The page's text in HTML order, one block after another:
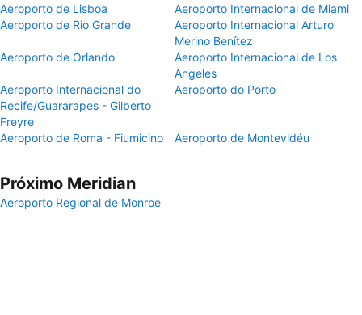
Aeroporto de Lisboa
Aeroporto Internacional de Miami
Aeroporto de Rio Grande
Aeroporto Internacional Arturo
Merino Benítez
Aeroporto de Orlando
Aeroporto Internacional de Los
Angeles
Aeroporto Internacional do
Recife/Guararapes - Gilberto
Freyre
Aeroporto do Porto
Aeroporto de Roma - Fiumicino Aeroporto de Montevidéu
Próximo Meridian
Aeroporto Regional de Monroe